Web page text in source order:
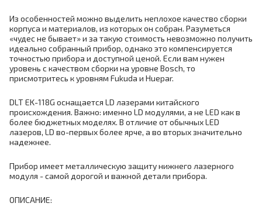
Из особенностей можно выделить неплохое качество сборки
корпуса и материалов, из которых он собран. Разуметься
«чудес не бывает» и за такую стоимость невозможно получить
идеально собранный прибор, однако это компенсируется
точностью прибора и доступной ценой. Если вам нужен
уровень с качеством сборки на уровне Bosch, то
присмотритесь к уровням Fukuda и Huepar.
DLT EK-118G оснащается LD лазерами китайского
происхождения. Важно: именно LD модулями, а не LED как в
более бюджетных моделях. В отличие от обычных LED
лазеров, LD во-первых более ярче, а во вторых значительно
надежнее.
Прибор имеет металлическую защиту нижнего лазерного
модуля - самой дорогой и важной детали прибора.
ОПИСАНИЕ: